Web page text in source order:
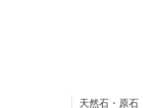
天然石・原石